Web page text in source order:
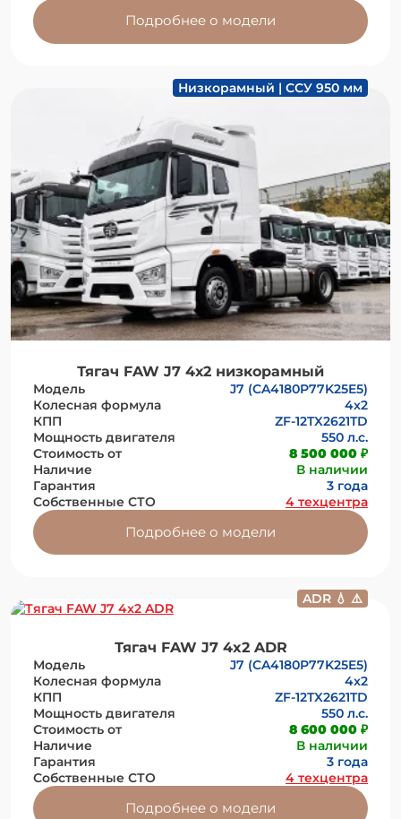
Подробнее о модели
Низкорамный | ССУ 950 мм
Тягач FAW J7 4х2 низкорамный
Модель
J7 (CA4180P77K25E5)
Колесная формула
4x2
КПП
ZF-12TX2621TD
Мощность двигателя
550 л.с.
Стоимость от
8 500 000 ₽
Наличие
В наличии
Гарантия
3 года
Собственные СТО
4 техцентра
Подробнее о модели
ADR 💧 ⚠️
Тягач FAW J7 4x2 ADR
Модель
J7 (CA4180P77K25E5)
Колесная формула
4x2
КПП
ZF-12TX2621TD
Мощность двигателя
550 л.с.
Стоимость от
8 600 000 ₽
Наличие
В наличии
Гарантия
3 года
Собственные СТО
4 техцентра
Подробнее о модели